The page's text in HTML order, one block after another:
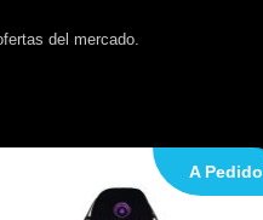
del mercado.
A Pedido